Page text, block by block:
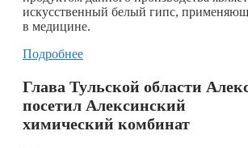
искусственный белый гипс,
в медицине.
Подробнее
Глава Тульской области
посетил Алексинский
химический комбинат